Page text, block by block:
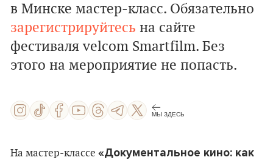
в Минске мастер-класс. Обязательно
зарегистрируйтесь на сайте
фестиваля velcom Smartfilm. Без
этого на мероприятие не попасть.
МЫ ЗДЕСЬ
На мастер-классе «Документальное кино: как